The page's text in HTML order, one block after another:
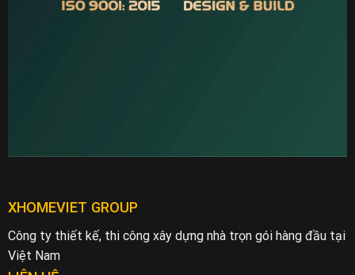
XHOMEVIET GROUP
Công ty thiết kế, thi công xây dựng nhà trọn gói hàng đầu tại
Việt Nam